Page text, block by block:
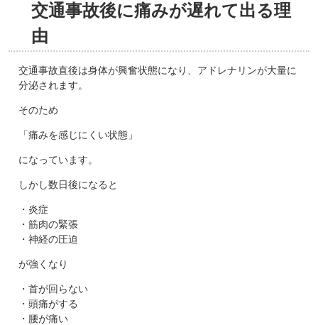
交通事故後に痛みが遅れて出る理
由
交通事故直後は身体が興奮状態になり、アドレナリンが大量に
分泌されます。
そのため
「痛みを感じにくい状態」
になっています。
しかし数日後になると
・炎症
・筋肉の緊張
・神経の圧迫
が強くなり
・首が回らない
・頭痛がする
・腰が痛い